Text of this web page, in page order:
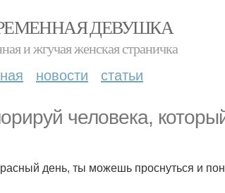
ДЕВУШКА
и жгучая женская страничка
новости статьи
человека,
день, ты можешь проснуться и